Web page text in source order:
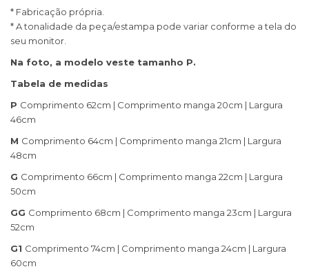
* Fabricação própria.
* A tonalidade da peça/estampa pode variar conforme a tela do
seu monitor.
Na foto, a modelo veste tamanho P.
Tabela de medidas
P Comprimento 62cm | Comprimento manga 20cm | Largura
46cm
M Comprimento 64cm | Comprimento manga 21cm | Largura
48cm
G Comprimento 66cm | Comprimento manga 22cm | Largura
50cm
GG Comprimento 68cm | Comprimento manga 23cm | Largura
52cm
G1 Comprimento 74cm | Comprimento manga 24cm | Largura
60cm